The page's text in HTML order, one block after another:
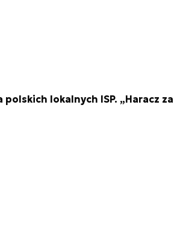
polskich lokalnych ISP. „Haracz za